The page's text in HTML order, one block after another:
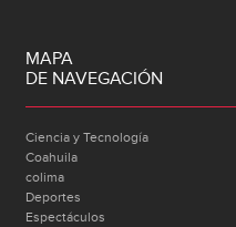
MAPA
DE NAVEGACIÓN
Ciencia y Tecnología
Coahuila
colima
Deportes
Espectáculos